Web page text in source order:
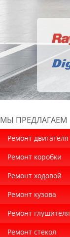
МЫ ПРЕДЛАГАЕМ
Ремонт двигателя
Ремонт коробки
Ремонт ходовой
Ремонт кузова
Ремонт глушителя
Ремонт стекол